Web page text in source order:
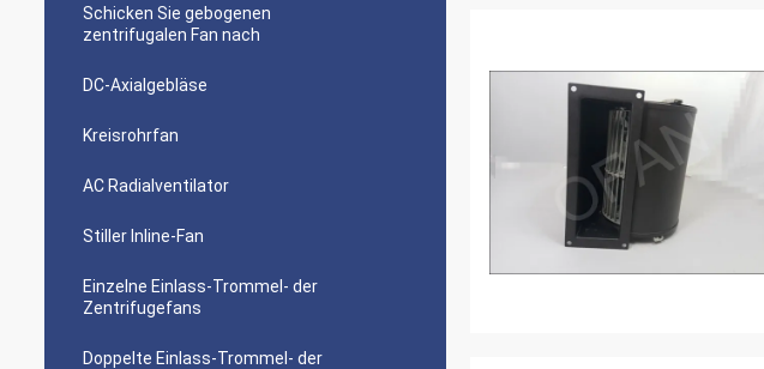
Schicken Sie gebogenen
zentrifugalen Fan nach
DC-Axialgebläse
Kreisrohrfan
AC Radialventilator
Stiller Inline-Fan
Einzelne Einlass-Trommel- der
Zentrifugefans
Doppelte Einlass-Trommel- der